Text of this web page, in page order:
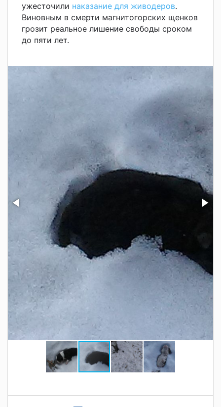
ужесточили наказание для живодеров.
Виновным в смерти магнитогорских щенков
грозит реальное лишение свободы сроком
до пяти лет.